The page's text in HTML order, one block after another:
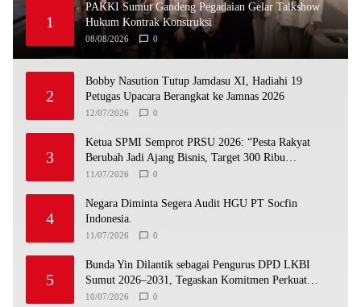
1
PAKKI Sumut Gandeng Pegadaian Gelar Talkshow
Hukum Kontrak Konstruksi
08/08/2026 0
2
Bobby Nasution Tutup Jamdasu XI, Hadiahi 19
Petugas Upacara Berangkat ke Jamnas 2026
12/07/2026 0
3
Ketua SPMI Semprot PRSU 2026: “Pesta Rakyat
Berubah Jadi Ajang Bisnis, Target 300 Ribu
Pengunjung Tinggal Slogan”
11/07/2026 0
4
Negara Diminta Segera Audit HGU PT Socfin
Indonesia.
11/07/2026 0
5
Bunda Yin Dilantik sebagai Pengurus DPD LKBI
Sumut 2026–2031, Tegaskan Komitmen Perkuat
Toleransi dan Kerukunan
10/07/2026 0